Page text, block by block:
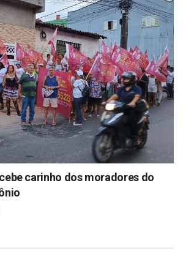
carinho dos moradores do